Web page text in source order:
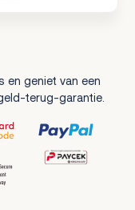
en geniet van een
terug-garantie.